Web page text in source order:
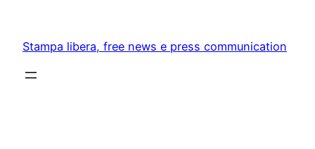
content
Stampa libera, free news e press communication